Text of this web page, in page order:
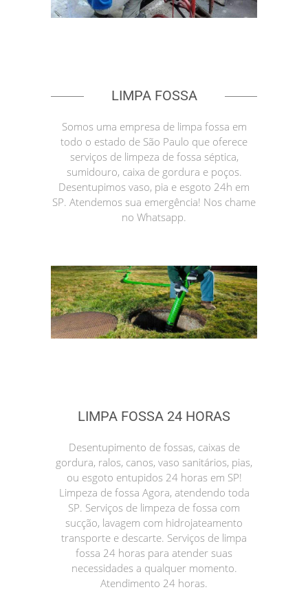
LIMPA FOSSA
Somos uma empresa de limpa fossa em
todo o estado de São Paulo que oferece
serviços de limpeza de fossa séptica,
sumidouro, caixa de gordura e poços.
Desentupimos vaso, pia e esgoto 24h em
SP. Atendemos sua emergência! Nos chame
no Whatsapp.
LIMPA FOSSA 24 HORAS
Desentupimento de fossas, caixas de
gordura, ralos, canos, vaso sanitários, pias,
ou esgoto entupidos 24 horas em SP!
Limpeza de fossa Agora, atendendo toda
SP. Serviços de limpeza de fossa com
sucção, lavagem com hidrojateamento
transporte e descarte. Serviços de limpa
fossa 24 horas para atender suas
necessidades a qualquer momento.
Atendimento 24 horas.